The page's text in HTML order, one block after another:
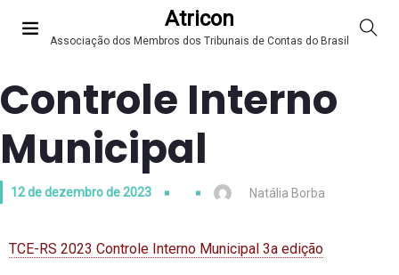
Atricon
Associação dos Membros dos Tribunais de Contas do Brasil
Controle Interno
Municipal
12 de dezembro de 2023 Natália Borba
TCE-RS 2023 Controle Interno Municipal 3a edição